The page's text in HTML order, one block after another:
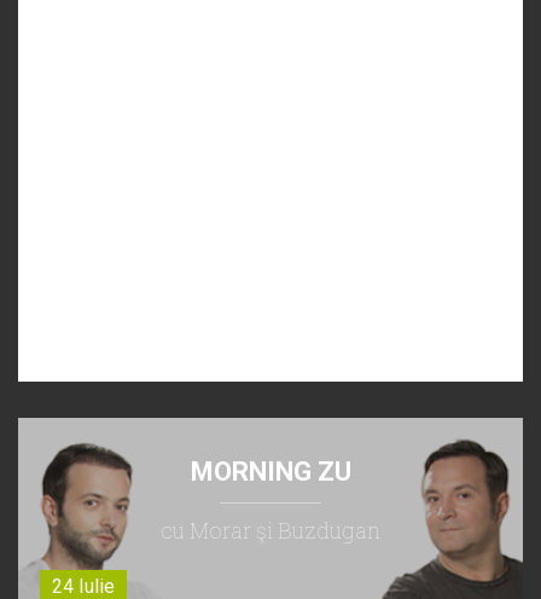
MORNING ZU
cu Morar şi Buzdugan
24 Iulie